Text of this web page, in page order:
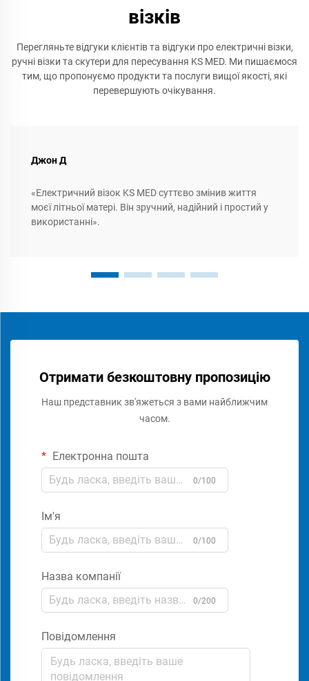
візків
Перегляньте відгуки клієнтів та відгуки про електричні візки,
ручні візки та скутери для пересування KS MED. Ми пишаємося
тим, що пропонуємо продукти та послуги вищої якості, які
перевершують очікування.
Джон Д
«Електричний візок KS MED суттєво змінив життя
моєї літньої матері. Він зручний, надійний і простий у
використанні».
Отримати безкоштовну пропозицію
Наш представник зв'яжеться з вами найближчим
часом.
Електронна пошта
0/100
Ім'я
0/100
Назва компанії
0/200
Повідомлення